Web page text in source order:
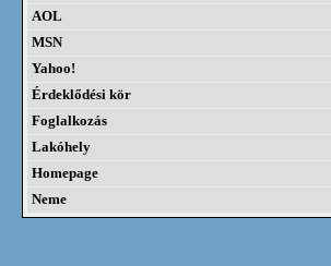
AOL
MSN
Yahoo!
Érdeklődési kör
Foglalkozás
Lakóhely
Homepage
Neme